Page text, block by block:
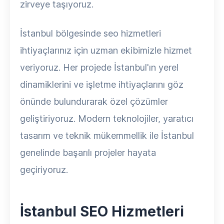
zirveye taşıyoruz.
İstanbul bölgesinde seo hizmetleri
ihtiyaçlarınız için uzman ekibimizle hizmet
veriyoruz. Her projede İstanbul'ın yerel
dinamiklerini ve işletme ihtiyaçlarını göz
önünde bulundurarak özel çözümler
geliştiriyoruz. Modern teknolojiler, yaratıcı
tasarım ve teknik mükemmellik ile İstanbul
genelinde başarılı projeler hayata
geçiriyoruz.
İstanbul SEO Hizmetleri